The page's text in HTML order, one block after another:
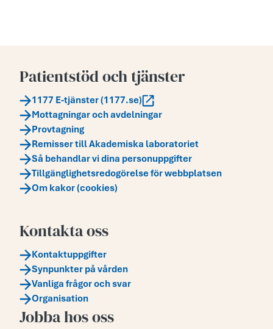
Patientstöd och tjänster
1177 E-tjänster (1177.se)
Mottagningar och avdelningar
Provtagning
Remisser till Akademiska laboratoriet
Så behandlar vi dina personuppgifter
Tillgänglighetsredogörelse för webbplatsen
Om kakor (cookies)
Kontakta oss
Kontaktuppgifter
Synpunkter på vården
Vanliga frågor och svar
Organisation
Jobba hos oss